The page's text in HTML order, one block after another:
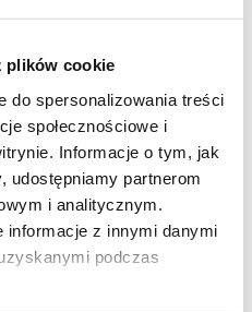
plików cookie
do spersonalizowania treści
społecznościowe i
Informacje o tym, jak
udostępniamy partnerom
i analitycznym.
informacje z innymi danymi
podczas
808)
PROMOCJA
Java – poziom